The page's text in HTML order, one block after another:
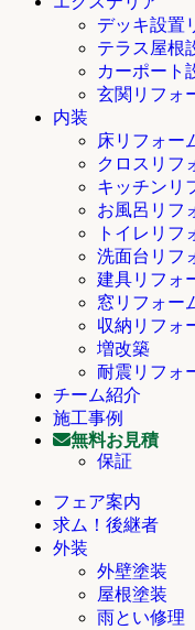
デッキ設置
テラス屋根
カーポート
玄関リフォ
内装
床リフォー
クロスリフ
キッチンリ
お風呂リフ
トイレリフ
洗面台リフ
建具リフォ
窓リフォー
収納リフォ
増改築
耐震リフォ
チーム紹介
施工事例
無料お見積
保証
フェア案内
求ム！後継者
外装
外壁塗装
屋根塗装
雨とい修理